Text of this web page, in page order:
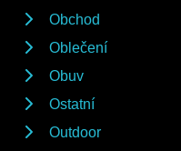
Obchod
Oblečení
Obuv
Ostatní
Outdoor